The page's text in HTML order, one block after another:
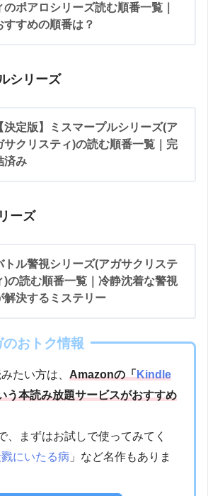
のポアロシリーズ読む順番一覧｜
すすめの順番は？
シリーズ
決定版】ミスマープルシリーズ(ア
サクリスティ)の読む順番一覧｜完
済み
ーズ
トル警視シリーズ(アガサクリステ
)の読む順番一覧｜冷静沈着な警視
解決するミステリー
おトク情報
たい方は、 Amazonの「Kindle
う本読み放題サービスがおすすめ
、まずはお試しで使ってみてく
にいたる病 」など名作もありま